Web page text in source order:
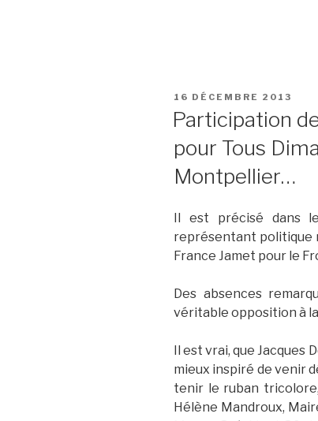
PUBLIÉ
LE
16 DÉCEMBRE 2013
Participation
pour Tous
Montpellier…
Il est précisé dans
représentant politique
France Jamet pour le
Des absences
véritable opposition à la
Il est vrai, que Jacques
mieux inspiré de venir
tenir le ruban
Hélène Mandroux,